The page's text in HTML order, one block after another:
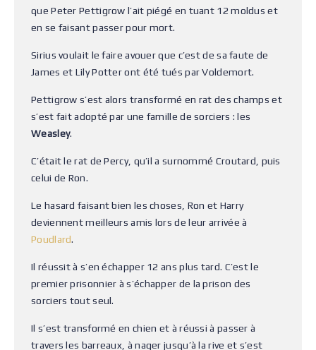
que Peter Pettigrow l’ait piégé en tuant 12 moldus et
en se faisant passer pour mort.
Sirius voulait le faire avouer que c’est de sa faute de
James et Lily Potter ont été tués par Voldemort.
Pettigrow s’est alors transformé en rat des champs et
s’est fait adopté par une famille de sorciers : les
Weasley.
C’était le rat de Percy, qu’il a surnommé Croutard, puis
celui de Ron.
Le hasard faisant bien les choses, Ron et Harry
deviennent meilleurs amis lors de leur arrivée à
Poudlard.
Il réussit à s’en échapper 12 ans plus tard. C’est le
premier prisonnier à s’échapper de la prison des
sorciers tout seul.
Il s’est transformé en chien et à réussi à passer à
travers les barreaux, à nager jusqu’à la rive et s’est